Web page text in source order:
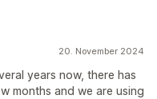
20. November 2024
years now, there has
months and we are using